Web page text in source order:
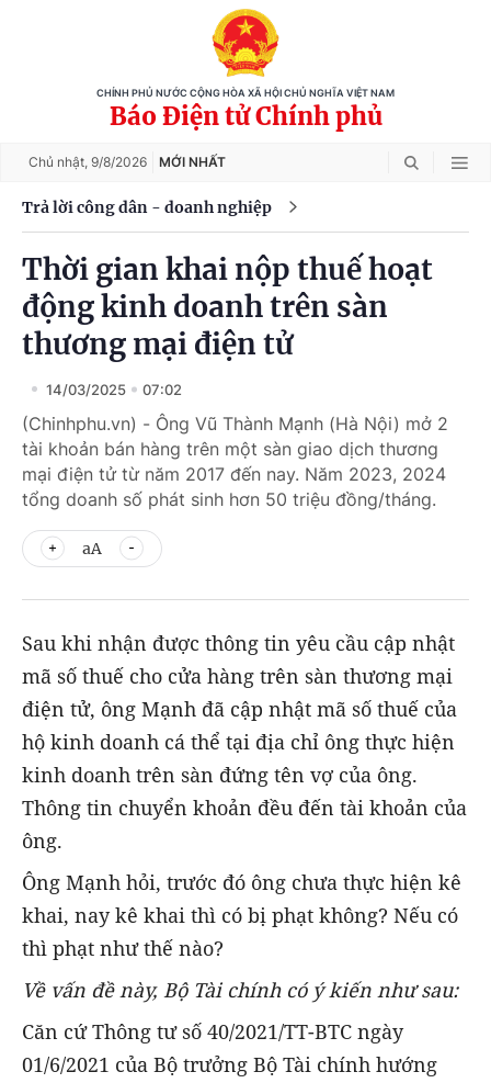
CHÍNH PHỦ NƯỚC CỘNG HÒA XÃ HỘI CHỦ NGHĨA VIỆT NAM
Báo Điện tử Chính phủ
Chủ nhật, 9/8/2026 MỚI NHẤT
Trả lời công dân - doanh nghiệp
Thời gian khai nộp thuế hoạt
động kinh doanh trên sàn
thương mại điện tử
14/03/2025 07:02
(Chinhphu.vn) - Ông Vũ Thành Mạnh (Hà Nội) mở 2
tài khoản bán hàng trên một sàn giao dịch thương
mại điện tử từ năm 2017 đến nay. Năm 2023, 2024
tổng doanh số phát sinh hơn 50 triệu đồng/tháng.
aA
Sau khi nhận được thông tin yêu cầu cập nhật
mã số thuế cho cửa hàng trên sàn thương mại
điện tử, ông Mạnh đã cập nhật mã số thuế của
hộ kinh doanh cá thể tại địa chỉ ông thực hiện
kinh doanh trên sàn đứng tên vợ của ông.
Thông tin chuyển khoản đều đến tài khoản của
ông.
Ông Mạnh hỏi, trước đó ông chưa thực hiện kê
khai, nay kê khai thì có bị phạt không? Nếu có
thì phạt như thế nào?
Về vấn đề này, Bộ Tài chính có ý kiến như sau:
Căn cứ Thông tư số 40/2021/TT-BTC ngày
01/6/2021 của Bộ trưởng Bộ Tài chính hướng